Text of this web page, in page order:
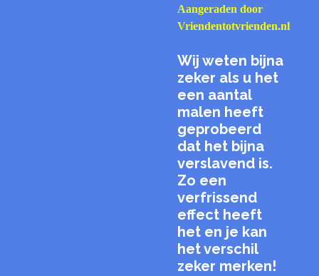
Aangeraden door
Vriendentotvrienden.nl
Wij weten bijna
zeker als u het
een aantal
malen heeft
geprobeerd
dat het bijna
verslavend is.
Zo een
verfrissend
effect heeft
het en je kan
het verschil
zeker merken!